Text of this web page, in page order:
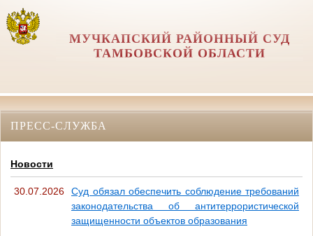
МУЧКАПСКИЙ РАЙОННЫЙ СУД
ТАМБОВСКОЙ ОБЛАСТИ
ПРЕСС-СЛУЖБА
Новости
30.07.2026
Суд обязал обеспечить соблюдение требований
законодательства об антитеррористической
защищенности объектов образования